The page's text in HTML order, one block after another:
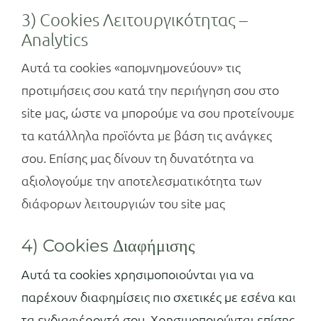
3) Cookies Λειτουργικότητας –
Analytics
Αυτά τα cookies «απομνημονεύουν» τις
προτιμήσεις σου κατά την περιήγηση σου στο
site μας, ώστε να μπορούμε να σου προτείνουμε
τα κατάλληλα προϊόντα με βάση τις ανάγκες
σου. Επίσης μας δίνουν τη δυνατότητα να
αξιολογούμε την αποτελεσματικότητα των
διάφορων λειτουργιών του site μας
4) Cookies Διαφήμισης
Αυτά τα cookies χρησιμοποιούνται για να
παρέχουν διαφημίσεις πιο σχετικές με εσένα και